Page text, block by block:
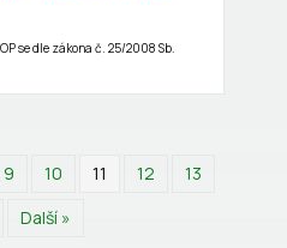
se dle zákona č. 25/2008 Sb.
9 10 11 12
13
Další »